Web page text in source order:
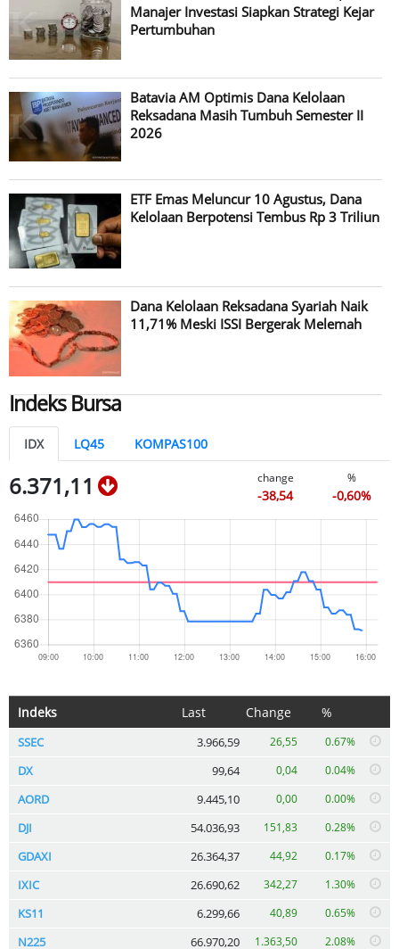
Manajer Investasi Siapkan Strategi Kejar
Pertumbuhan
Batavia AM Optimis Dana Kelolaan
Reksadana Masih Tumbuh Semester II
2026
ETF Emas Meluncur 10 Agustus, Dana
Kelolaan Berpotensi Tembus Rp 3 Triliun
Dana Kelolaan Reksadana Syariah Naik
11,71% Meski ISSI Bergerak Melemah
Indeks Bursa
IDX LQ45 KOMPAS100
6.371,11 change
-38,54
%
-0,60%
Indeks Last Change %
SSEC 3.966,59 26,55 0.67%
DX 99,64 0,04 0.04%
AORD 9.445,10 0,00 0.00%
DJI 54.036,93 151,83 0.28%
GDAXI 26.364,37 44,92 0.17%
IXIC 26.690,62 342,27 1.30%
KS11 6.299,66 40,89 0.65%
N225 66.970,20 1.363,50 2.08%